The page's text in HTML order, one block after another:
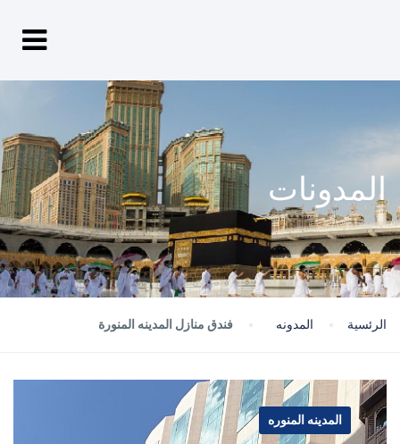
المدونات
الرئسية المدونه فندق منازل المدينه المنورة
المدينه المنوره